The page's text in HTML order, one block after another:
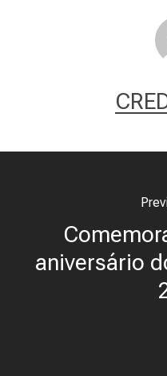
aniversário